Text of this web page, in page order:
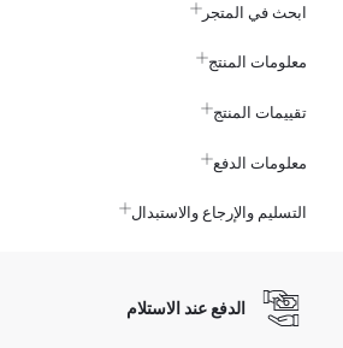
ابحث في المتجر
معلومات المنتج
تقييمات المنتج
معلومات الدفع
التسليم والإرجاع والاستبدال
الدفع عند الاستلام